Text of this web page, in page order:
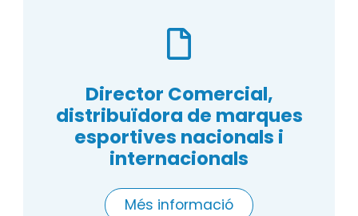
Director Comercial,
distribuïdora de marques
esportives nacionals i
internacionals
Més informació